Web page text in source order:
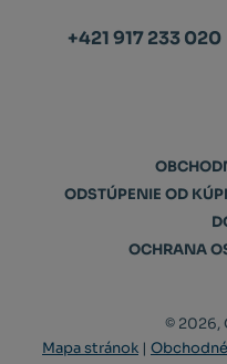
+421 917 233 020
ODSTÚPENIE OD
OCHRANA
© 2026,
Mapa stránok |